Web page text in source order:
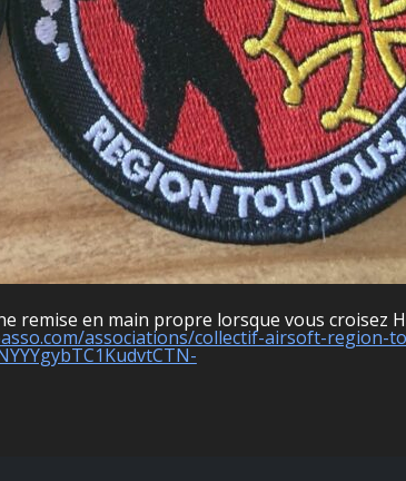
remise en main propre lorsque vous croisez
associations/collectif-airsoft-region-